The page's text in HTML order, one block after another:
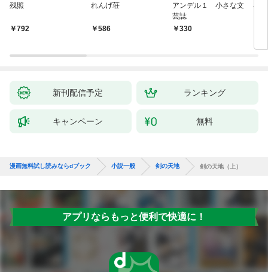
残照
792
れんげ荘
586
アンデル１ 小さな文
芸誌
330
琴
新刊配信予定 ランキング
キャンペーン 無料
漫画無料試し読みならdブック 小説一般 剣の天地 剣の天地（上）
アプリならもっと便利で快適に！